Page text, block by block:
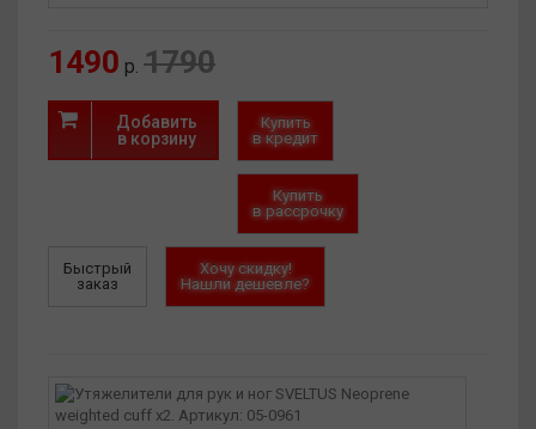
1490 р. 1790
Добавить
в корзину
Купить
в кредит
Купить
в рассрочку
Быстрый
заказ
Хочу скидку!
Нашли дешевле?